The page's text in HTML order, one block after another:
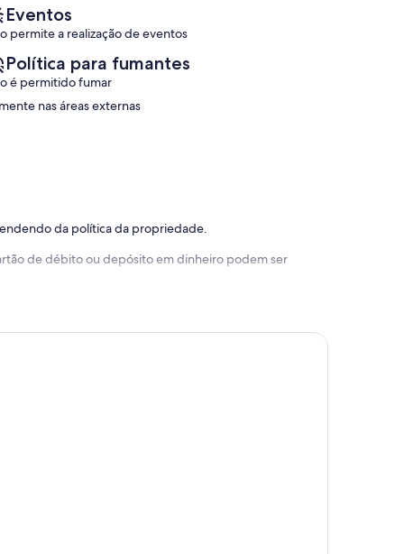
Eventos
permite a realização de eventos
Política para fumantes
é permitido fumar
nas áreas externas
da política da propriedade.
de débito ou depósito em dinheiro podem ser